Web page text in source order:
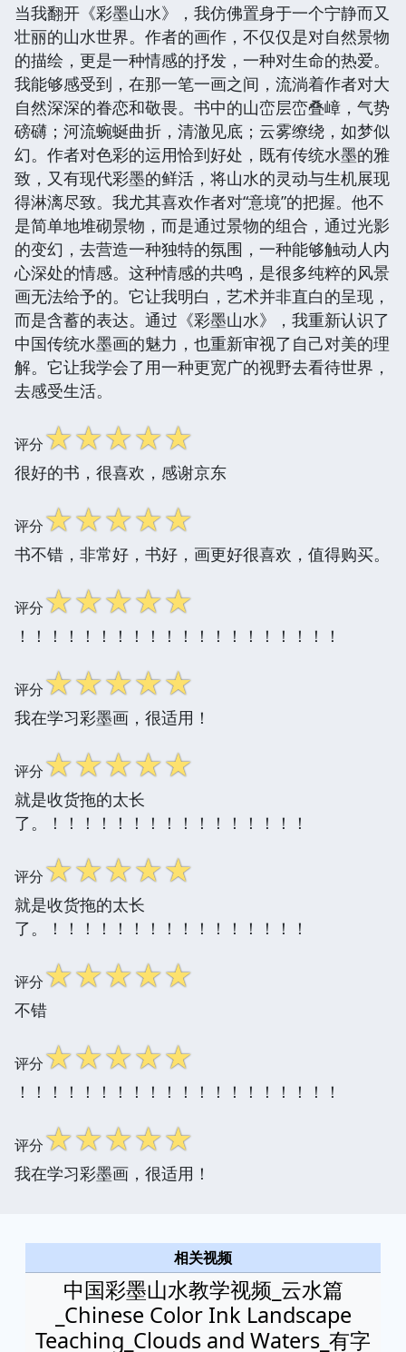
当我翻开《彩墨山水》，我仿佛置身于一个宁静而又
壮丽的山水世界。作者的画作，不仅仅是对自然景物
的描绘，更是一种情感的抒发，一种对生命的热爱。
我能够感受到，在那一笔一画之间，流淌着作者对大
自然深深的眷恋和敬畏。书中的山峦层峦叠嶂，气势
磅礴；河流蜿蜒曲折，清澈见底；云雾缭绕，如梦似
幻。作者对色彩的运用恰到好处，既有传统水墨的雅
致，又有现代彩墨的鲜活，将山水的灵动与生机展现
得淋漓尽致。我尤其喜欢作者对“意境”的把握。他不
是简单地堆砌景物，而是通过景物的组合，通过光影
的变幻，去营造一种独特的氛围，一种能够触动人内
心深处的情感。这种情感的共鸣，是很多纯粹的风景
画无法给予的。它让我明白，艺术并非直白的呈现，
而是含蓄的表达。通过《彩墨山水》，我重新认识了
中国传统水墨画的魅力，也重新审视了自己对美的理
解。它让我学会了用一种更宽广的视野去看待世界，
去感受生活。
评分☆☆☆☆☆
很好的书，很喜欢，感谢京东
评分☆☆☆☆☆
书不错，非常好，书好，画更好很喜欢，值得购买。
评分☆☆☆☆☆
！！！！！！！！！！！！！！！！！！！！
评分☆☆☆☆☆
我在学习彩墨画，很适用！
评分☆☆☆☆☆
就是收货拖的太长
了。！！！！！！！！！！！！！！！！
评分☆☆☆☆☆
就是收货拖的太长
了。！！！！！！！！！！！！！！！！
评分☆☆☆☆☆
不错
评分☆☆☆☆☆
！！！！！！！！！！！！！！！！！！！！
评分☆☆☆☆☆
我在学习彩墨画，很适用！
相关视频
中国彩墨山水教学视频_云水篇
_Chinese Color Ink Landscape
Teaching_Clouds and Waters_有字